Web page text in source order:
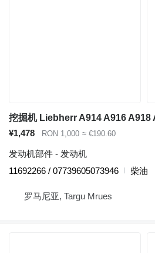
¥1,478 RON 1,000 ≈ €190.60
发动机部件 - 发动机
11692266 / 07739605073946
柴油
罗马尼亚, Targu Mrues